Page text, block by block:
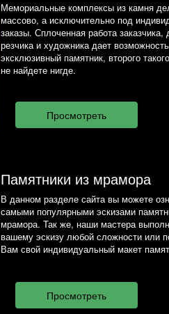
Мемориальные комплексы из камня
массово, а исключительно под
заказы. Сплоченная работа заказчика,
резчика и художника дает
эксклюзивный памятник, второго
не найдете нигде.
Памятники из мрамора
В данном разделе сайта вы можете
самыми популярными эскизами
мрамора. Так же, наши мастера
вашему эскизу любой сложности или
Вам свой индивидуальный макет